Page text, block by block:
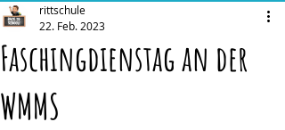
Faschingdienstag an der
WMMS
rittschule
22. Feb. 2023